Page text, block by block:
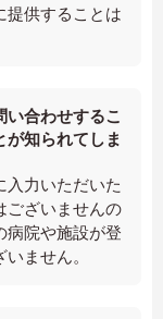
提供することは
合わせするこ
が知られてしま
入力いただいた
ございませんの
病院や施設が登
ません。